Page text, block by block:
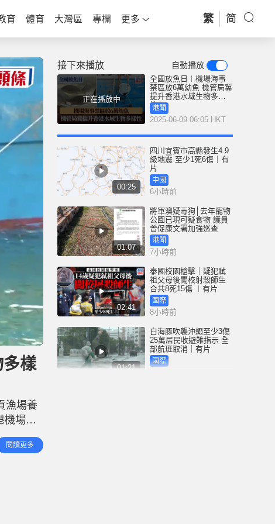
育 體育 大灣區 專欄 更多 繁 简
樣
漁場養
機場島
行，希
。 機
閱讀更多
接下來播放 自動播放
正在播放中
全國放魚日︱機場海事
禁區放6萬幼魚 機管局冀
提升香港水域生物多樣
性
港聞
2025-06-09 06:05 HKT
00:25
四川宜賓市高縣發生4.9
級地震 至少1死6傷｜有
片
中國
6小時前
01:07
將軍澳疑毒狗│去年寵物
公園已現可疑食物 議員
曾促康文署加強巡查
港聞
7小時前
02:41
泰國校園槍擊｜疑犯弒
祖父母後闖校射殺師生
合共8死15傷 ︱有片
國際
8小時前
01:21
白海豚吹襲沖繩至少3傷
25萬居民收避難指示 全
部航班取消｜有片
國際